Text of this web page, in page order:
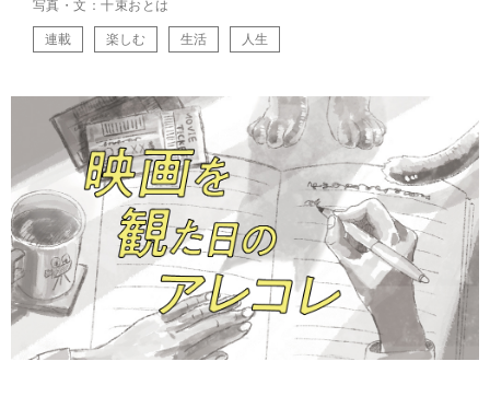
写真・文：十束おとは
連載 楽しむ 生活 人生